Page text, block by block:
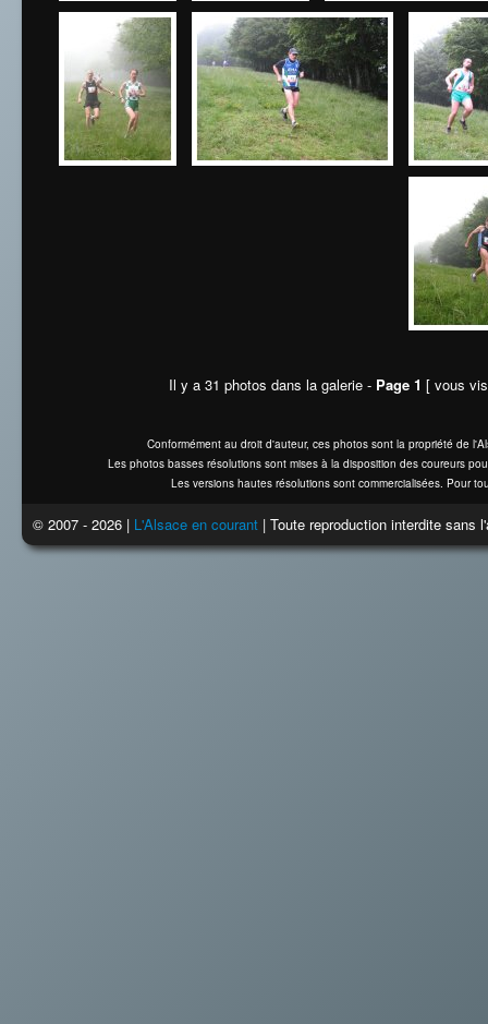
Il y a 31 photos dans la galerie - Page 1 [ vous
Conformément au droit d'auteur, ces photos sont la propriété de
Les photos basses résolutions sont mises à la disposition des coureurs
Les versions hautes résolutions sont commercialisées. Pour
© 2007 - 2026 | L'Alsace en courant | Toute reproduction interdite sans